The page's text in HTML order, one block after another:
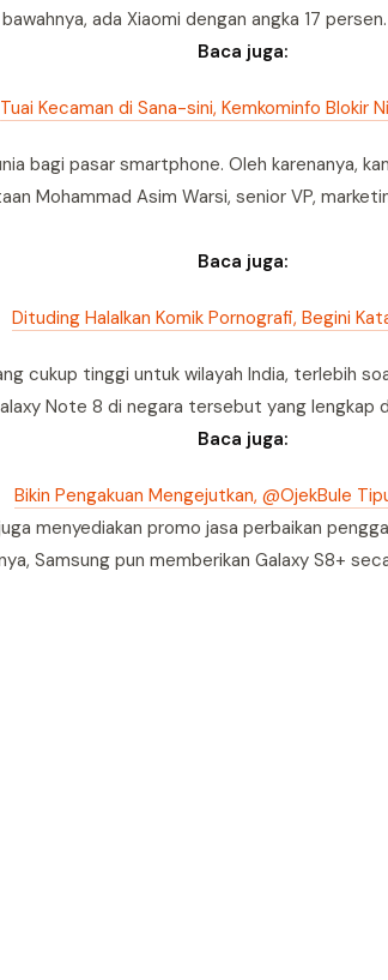
ada Xiaomi dengan angka 17 persen.
Baca juga:
Tuai Kecaman di Sana-sini, Kemkominfo Blokir
bagi pasar smartphone. Oleh karenanya,
Mohammad Asim Warsi, senior VP,
Baca juga:
Dituding Halalkan Komik Pornografi, Begini
cukup tinggi untuk wilayah India, terlebih
Note 8 di negara tersebut yang lengkap
Baca juga:
Bikin Pengakuan Mengejutkan, @OjekBule
menyediakan promo jasa perbaikan
Samsung pun memberikan Galaxy S8+